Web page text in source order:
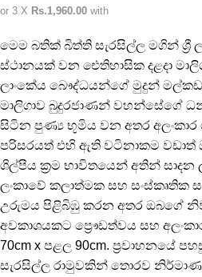
or 3 X Rs.1,960.00 with
මෙම බතික් බිත්ති සැරසිල්ල මගින් ශ්‍රී
ස්ථානයක් වන ඓතිහාසික දළදා
ලාංකේය බෞද්ධයන්ගේ මුදුන් මල්කඩ
මාලිගාව බුදුරජාණන් වහන්සේගේ
සිටින පුණ්‍ය භූමිය වන අතර
පරිසරයත් එහි ඇති වටිනාකම වඩාත්
ශිල්පීය ක්‍රම භාවිතයෙන් අතින් සාදන
ලංකාවේ කලාත්මක සහ සංස්කෘතික
උරුමය පිළිබිඹු කරන අතර ඔබගේ
අවකාශයකට ප්‍රෞඩත්වය සහ
70cm x පළල 90cm. ප්‍රවාහනයේ
සැරසිල්ල රාමුවකින් තොරව